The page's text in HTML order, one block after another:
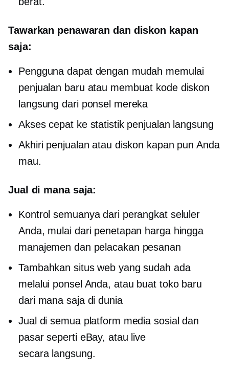
Tawarkan penawaran dan diskon kapan
saja:
Pengguna dapat dengan mudah memulai
penjualan baru atau membuat kode diskon
langsung dari ponsel mereka
Akses cepat ke statistik penjualan langsung
Akhiri penjualan atau diskon kapan pun Anda
mau.
Jual di mana saja:
Kontrol semuanya dari perangkat seluler
Anda, mulai dari penetapan harga hingga
manajemen dan pelacakan pesanan
Tambahkan situs web yang sudah ada
melalui ponsel Anda, atau buat toko baru
dari mana saja di dunia
Jual di semua platform media sosial dan
pasar seperti eBay, atau live
secara langsung.